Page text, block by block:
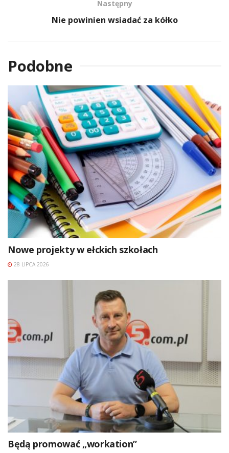
Następny
Nie powinien wsiadać za kółko
Podobne
Nowe projekty w ełckich szkołach
28 LIPCA 2026
Będą promować „workation”